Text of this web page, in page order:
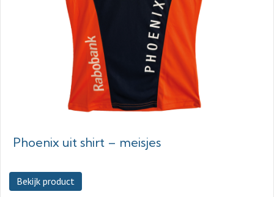
Phoenix uit shirt – meisjes
Bekijk product